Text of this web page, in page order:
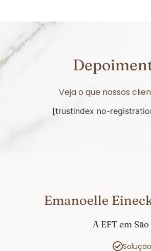
Veja o que nossos
[trustindex no-
Emanoelle
A EFT em